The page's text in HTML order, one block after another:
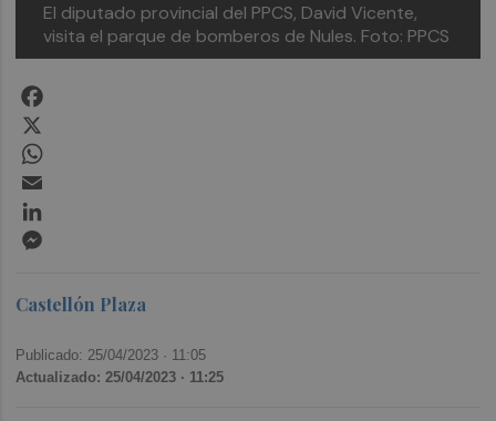
El diputado provincial del PPCS, David Vicente,
visita el parque de bomberos de Nules. Foto: PPCS
Castellón Plaza
Publicado: 25/04/2023 · 11:05
Actualizado: 25/04/2023 · 11:25